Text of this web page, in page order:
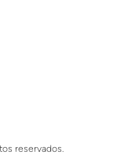
reservados.